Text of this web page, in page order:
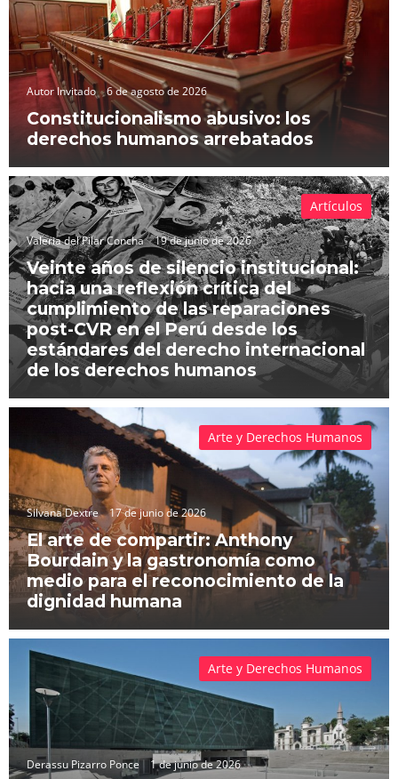
Autor Invitado 6 de agosto de 2026
Constitucionalismo abusivo: los
derechos humanos arrebatados
Valeria del Pilar Concha 19 de junio de 2026
Veinte años de silencio institucional:
hacia una reflexión crítica del
cumplimiento de las reparaciones
post-CVR en el Perú desde los
estándares del derecho internacional
de los derechos humanos
Artículos
Silvana Dextre 17 de junio de 2026
El arte de compartir: Anthony
Bourdain y la gastronomía como
medio para el reconocimiento de la
dignidad humana
Arte y Derechos Humanos
Derassu Pizarro Ponce 1 de junio de 2026
Arte y Derechos Humanos